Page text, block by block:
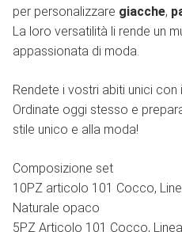
per personalizzare giacche,
La loro versatilità li rende un
appassionata di moda.
Rendete i vostri abiti unici con i
Ordinate oggi stesso e
stile unico e alla moda!
Composizione set
10PZ articolo 101 Cocco,
Naturale opaco
5PZ Articolo 101 Cocco,